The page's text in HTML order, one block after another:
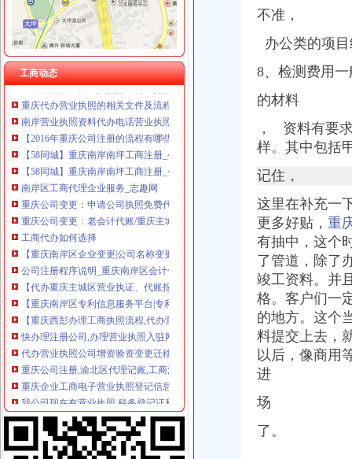
工商动态
重庆代办埃塞俄比亚签证_重庆埃塞俄比亚签证代办流程378_重庆签证
重庆公司变更：申请公司执照免费代办啦-重庆爱问分类
丰台区代办营业执照,丰台区代办营业执照流程及费用|北京公司注册
南岸区工商企业办理营业执照的流程_第1页_中国杂谈！_人文_西祠胡同
重庆市南岸区营业执照办理营业执照怎么办理-益记财务公司_【会计服
南岸营业执照资料代办电话营业执照办理-益记财务_【会计服务】-威
【2016年重庆公司注册的流程有哪些？】-南岸南坪易登网
【58同城】重庆南岸南坪工商注册_公司注册代理_代办注册公司价格
【58同城】重庆南岸南坪工商注册_公司注册代理_代办注册公司价格
南岸区工商代理企业服务_志趣网
重庆公司变更：申请公司执照免费代办啦-重庆爱问分类
重庆公司变更：老会计代账/重庆主城区工商营业执照全程代办/会计实-
工商代办如何选择
【重庆南岸区企业变更|公司名称变更|公司/法人变更】-重庆赶集网
公司注册程序说明_重庆南岸区会计代帐_新浪博客
【代办重庆主城区营业执证、代账报税、旧账整理工商注册】江
【重庆南岸区专利信息服务平台|专利注册|公司专利申请注册】-重庆赶
【重庆西彭办理工商执照流程,代办营业执照】价格,厂家,图片,公
快办理注册公司,办理营业执照入驻网店企业店铺
代办营业执照公司增资验资变更迁移税务咨询重庆工商年检今题网
重庆公司注册,渝北区代理记账,工商注册地址托管
重庆企业工商电子营业执照登记信息年检流程查询网上申报系统|工商
我公司现在有营业执照,税务登记证和组织机构代码证,现在想要注
代办南岸区公司增资验资_第1页_家住南京家在在_职场_西祠胡同
市工商局企业监管所的进出口证办理流程干部上门为企业办理年检-重
杭州南岸商务代理有限公司_【信用信息_诉讼信息_财务信息_注册信息
南岸公司公司注册工商变更工商异动解除法律顾问投资公司转让【今日
不准，
办公类的项
8、检测费用一
的材料
，
资料有要
样。其中包括
记住，
这里在补充一
更多好贴， 重
有抽中，这个
了管道， 除了
竣工资料。并
格。客户们一
的地方。这个
料提交上去，
以后，像商用
进
场
了。